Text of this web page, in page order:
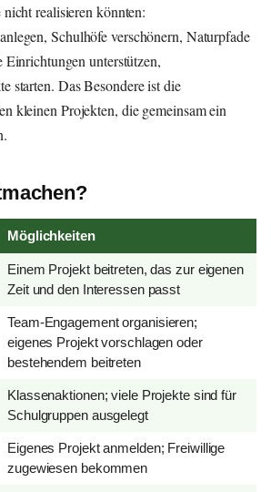
realisieren könnten:
Schulhöfe verschönern, Naturpfade
Einrichtungen unterstützen,
starten. Das Besondere ist die
kleinen Projekten, die gemeinsam ein
Möglichkeiten
Einem Projekt beitreten, das zur eigenen
Zeit und den Interessen passt
Team-Engagement organisieren;
eigenes Projekt vorschlagen oder
bestehendem beitreten
Klassenaktionen; viele Projekte sind für
Schulgruppen ausgelegt
Eigenes Projekt anmelden; Freiwillige
zugewiesen bekommen